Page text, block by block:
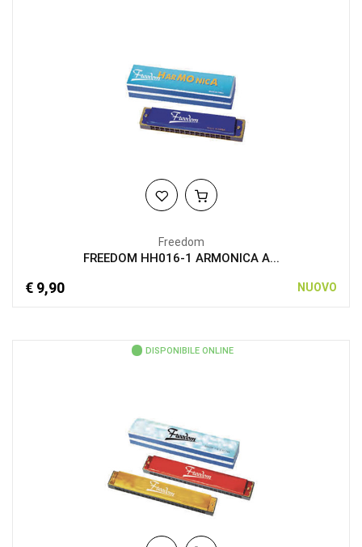
Freedom
FREEDOM HH016-1 ARMONICA A...
€ 9,90 NUOVO
DISPONIBILE ONLINE